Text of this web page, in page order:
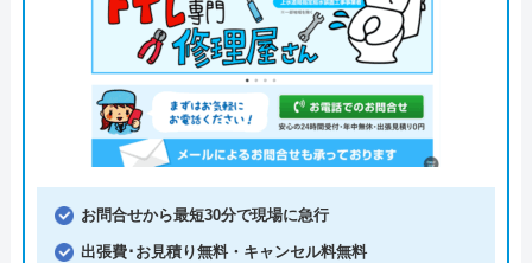
お問合せから最短30分で現場に急行
出張費･お見積り無料・キャンセル料無料